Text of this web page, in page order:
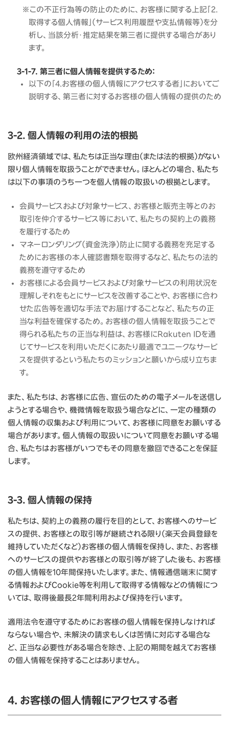
※この不正行為等の防止のために、お客様に関する上記「２.
取得する個人情報」（サービス利用履歴や支払情報等）を分
析し、当該分析・推定結果を第三者に提供する場合があり
ます。
3-1-7. 第三者に個人情報を提供するため：
以下の「4.お客様の個人情報にアクセスする者」においてご
説明する、第三者に対するお客様の個人情報の提供のため
3-2. 個人情報の利用の法的根拠
欧州経済領域では、私たちは正当な理由（または法的根拠）がない
限り個人情報を取扱うことができません。ほとんどの場合、私たち
は以下の事項のうち一つを個人情報の取扱いの根拠とします。
会員サービスおよび対象サービス、お客様と販売主等とのお
取引を仲介するサービス等において、私たちの契約上の義務
を履行するため
マネーロンダリング（資金洗浄）防止に関する義務を充足する
ためにお客様の本人確認書類を取得するなど、私たちの法的
義務を遵守するため
お客様による会員サービスおよび対象サービスの利用状況を
理解しそれをもとにサービスを改善することや、お客様に合わ
せた広告等を適切な手法でお届けすることなど、私たちの正
当な利益を確保するため。お客様の個人情報を取扱うことで
得られる私たちの正当な利益は、お客様にRakuten IDを通
じてサービスを利用いただくにあたり最適でユニークなサービ
スを提供するという私たちのミッションと願いから成り立ちま
す。
また、私たちは、お客様に広告、宣伝のための電子メールを送信し
ようとする場合や、機微情報を取扱う場合などに、一定の種類の
個人情報の収集および利用について、お客様に同意をお願いする
場合があります。個人情報の取扱いについて同意をお願いする場
合、私たちはお客様がいつでもその同意を撤回できることを保証
します。
3-3. 個人情報の保持
私たちは、契約上の義務の履行を目的として、お客様へのサービ
スの提供、お客様との取引等が継続される限り（楽天会員登録を
維持していただくなど）お客様の個人情報を保持し、また、お客様
へのサービスの提供やお客様との取引等が終了した後も、お客様
の個人情報を10年間保持いたします。また、情報通信端末に関す
る情報およびCookie等を利用して取得する情報などの情報につ
いては、取得後最長2年間利用および保持を行います。
適用法令を遵守するためにお客様の個人情報を保持しなければ
ならない場合や、未解決の請求もしくは苦情に対応する場合な
ど、正当な必要性がある場合を除き、上記の期間を越えてお客様
の個人情報を保持することはありません。
4. お客様の個人情報にアクセスする者